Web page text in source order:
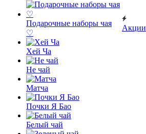
Подарочные наборы чая
♡
Хей Ча
Не чай
Матча
Почки Я Бао
Белый чай
Акции